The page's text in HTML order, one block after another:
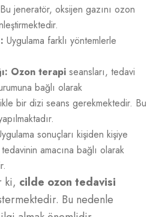
jeneratör, oksijen gazını ozon
Uygulama farklı yöntemlerle
Ozon terapi seansları, tedavi
bağlı olarak
bir dizi seans gerekmektedir. Bu
sonuçları kişiden kişiye
amacına bağlı olarak
ki, cilde ozon tedavisi
Bu nedenle